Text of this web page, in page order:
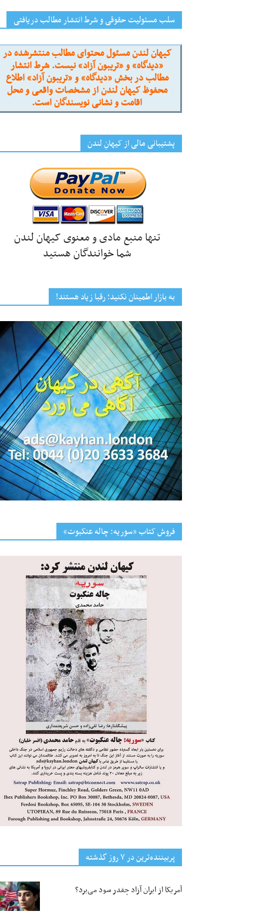
سلب مسئولیت حقوقی و شرط انتشار مطالب دریافتی
کیهان لندن مسئول محتوای مطالب منتشرشده در
«دیدگاه» و «تریبون آزاد» نیست. شرط انتشار
مطالب در بخش «دیدگاه» و «تریبون آزاد» اطلاع
محفوظ کیهان لندن از مشخصات واقعی و محل
اقامت و نشانی نویسندگان است.
پشتیبانی مالی از کیهانِ لندن
تنها منبع مادی و معنوی کیهان لندن
شما خوانندگان هستید
به بازار اطمینان نکنید؛ رقبا زیاد هستند!
فروش کتاب «سوریه: چاله عنکبوت»
پربیننده‌ترین‌ در ۷ روز گذشته
آمریکا از ایران آزاد چقدر سود می‌برد؟